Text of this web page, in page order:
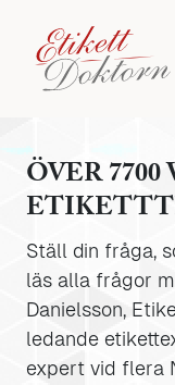
ÖVER
Ställ din fråga,
läs alla frågor
Danielsson,
ledande
expert vid flera